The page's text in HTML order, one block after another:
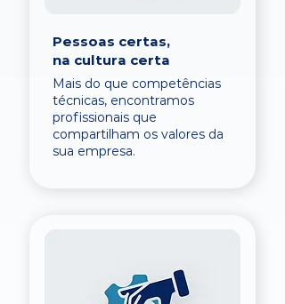
Pessoas certas,
na cultura certa
Mais do que competências
técnicas, encontramos
profissionais que
compartilham os valores da
sua empresa.